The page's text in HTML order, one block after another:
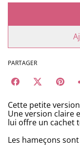
PARTAGER
Cette petite
Une version claire
lui offre un cachet
Les hameçons